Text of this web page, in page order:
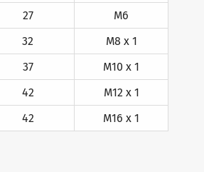
27
M6
32
M8 x 1
37
M10 x 1
42
M12 x 1
42 M16 x 1